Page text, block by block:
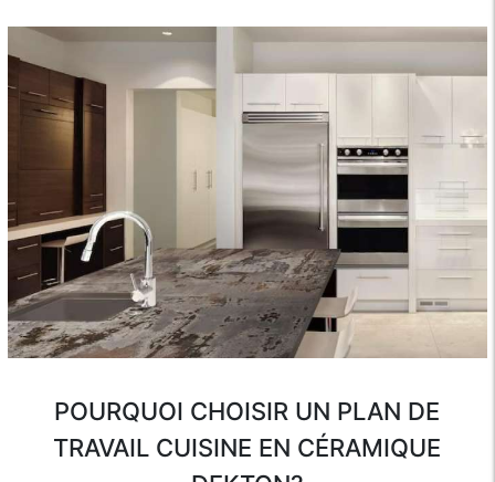
POURQUOI CHOISIR UN PLAN DE
TRAVAIL CUISINE EN CÉRAMIQUE